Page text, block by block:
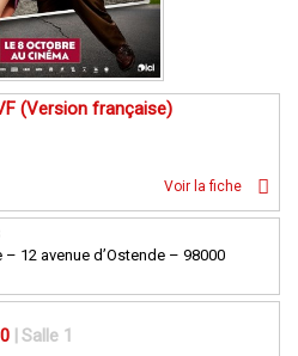
(Version française)
Voir la fiche
– 12 avenue d’Ostende – 98000
Salle 1